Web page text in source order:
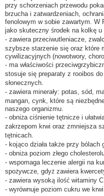
przy schorzeniach przewodu
brzucha i zatwardzeniach,
fenolowym w sobie zawartym. W
jako skuteczny środek na kolkę u
- zawiera przeciwutleniacze,
szybsze starzenie się oraz które
cywilizacyjnych (nowotwory,
- ma właściwości
stosuje się preparaty z rooibos
słonecznych.
- zawiera minerały: potas, sód,
mangan, cynk, które są
naszego organizmu.
- obniża ciśnienie tętnicze i
zakrzepom krwi oraz zmniejsza
tętnicach.
- kojąco działa także przy bólach
- obniża poziom złego
- wspomaga leczenie alergii na
spożywcze, gdyż zawiera
- zawiera wysoką ilość witaminy
- wyrównuje poziom cukru we